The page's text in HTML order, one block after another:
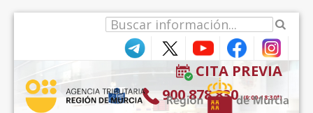
CITA PREVIA
900 878 830 (9:00-18:30*)